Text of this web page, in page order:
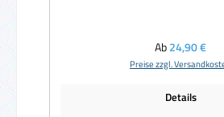
Regulärer Preis:
Ab24,90 €
Preise zzgl.
Details